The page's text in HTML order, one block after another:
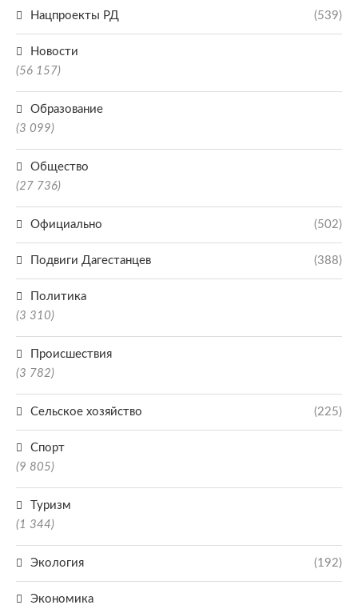
Нацпроекты РД (539)
Новости
(56 157)
Образование
(3 099)
Общество
(27 736)
Официально (502)
Подвиги Дагестанцев (388)
Политика
(3 310)
Происшествия
(3 782)
Сельское хозяйство (225)
Спорт
(9 805)
Туризм
(1 344)
Экология (192)
Экономика